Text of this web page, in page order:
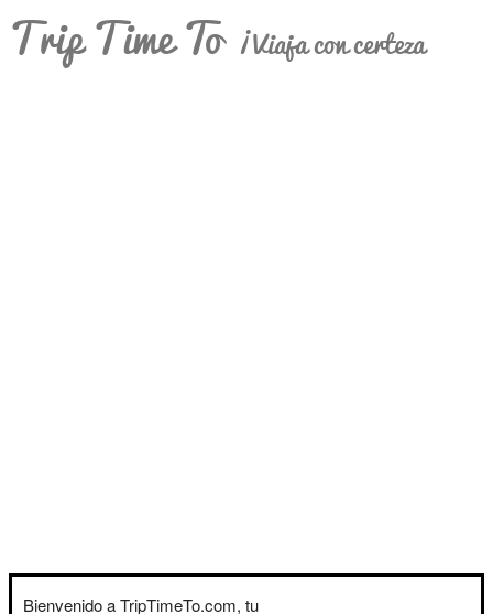
Trip Time To ¡Viaja con certeza
Bienvenido a TripTimeTo.com, tu